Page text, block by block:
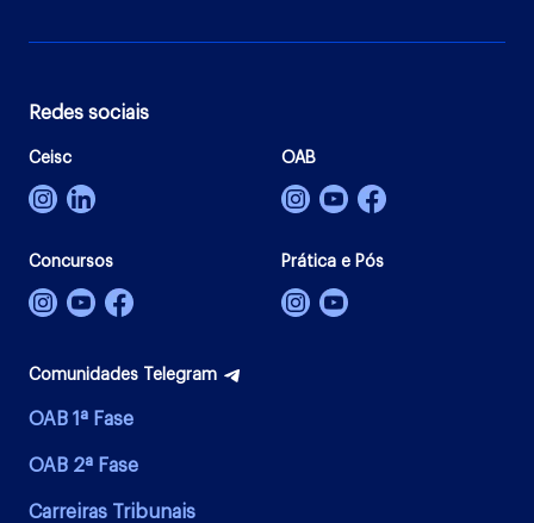
Redes sociais
Ceisc OAB
Concursos Prática e Pós
Comunidades Telegram
OAB 1ª Fase
OAB 2ª Fase
Carreiras Tribunais